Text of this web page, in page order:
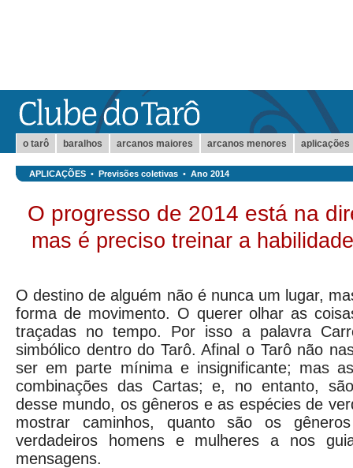
o tarô baralhos arcanos maiores arcanos menores aplicações
APLICAÇÕES • Previsões coletivas • Ano 2014
O progresso de 2014 está na
mas é preciso treinar a
O destino de alguém não é nunca um lugar,
forma de movimento. O querer olhar as
traçadas no tempo. Por isso a palavra
simbólico dentro do Tarô. Afinal o Tarô não
ser em parte mínima e insignificante; mas
combinações das Cartas; e, no entanto,
desse mundo, os gêneros e as espécies de
mostrar caminhos, quanto são os
verdadeiros homens e mulheres a nos
mensagens.